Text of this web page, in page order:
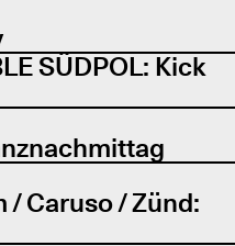
SÜDPOL: Kick
/ Caruso / Zünd: